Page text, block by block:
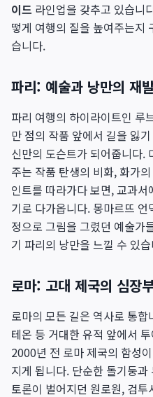
이드 라인업을 갖추고 있습니
떻게 여행의 질을 높여주는지
습니다.
파리: 예술과 낭만의 재
파리 여행의 하이라이트인 루
만 점의 작품 앞에서 길을 잃
신만의 도슨트가 되어줍니다.
주는 작품 탄생의 비화, 화가
인트를 따라가다 보면, 교과
기로 다가옵니다. 몽마르뜨
정으로 그림을 그렸던 예술가
기 파리의 낭만을 느낄 수 있
로마: 고대 제국의 심장
로마의 모든 길은 역사로 통
테온 등 거대한 유적 앞에서
2000년 전 로마 제국의 함성
지게 됩니다. 단순한 돌기둥
토론이 벌어지던 원로원, 검